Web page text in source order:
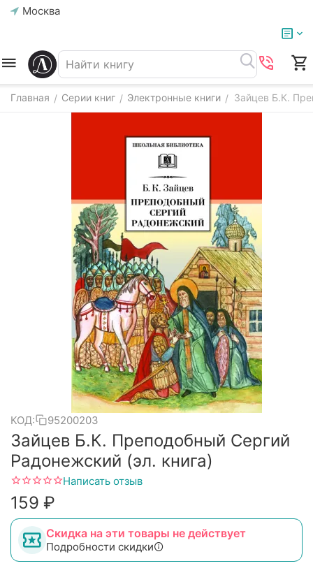
Москва
Главная / Серии книг / Электронные книги / Зайцев Б.К.
КОД: 95200203
Зайцев Б.К. Преподобный Сергий
Радонежский (эл. книга)
Написать отзыв
‍159‍ ₽
Скидка на эти товары не действует
Подробности скидки